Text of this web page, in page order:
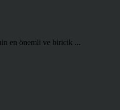
en önemli ve biricik ...